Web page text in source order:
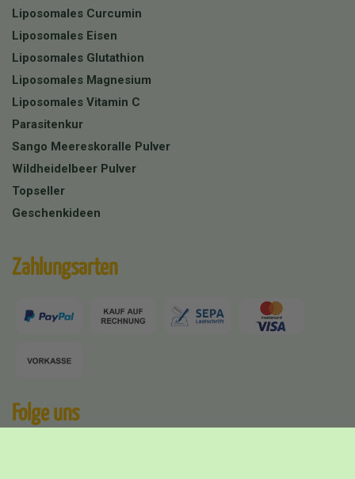
Liposomales Curcumin
Liposomales Eisen
Liposomales Glutathion
Liposomales Magnesium
Liposomales Vitamin C
Parasitenkur
Sango Meereskoralle Pulver
Wildheidelbeer Pulver
Topseller
Geschenkideen
Zahlungsarten
Folge uns